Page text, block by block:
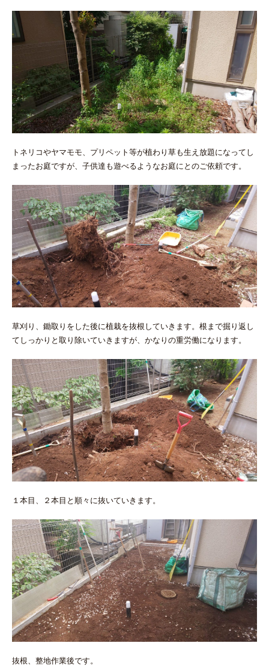
トネリコやヤマモモ、プリペット等が植わり草も生え放題になってし
まったお庭ですが、子供達も遊べるようなお庭にとのご依頼です。
草刈り、鋤取りをした後に植栽を抜根していきます。根まで掘り返し
てしっかりと取り除いていきますが、かなりの重労働になります。
１本目、２本目と順々に抜いていきます。
抜根、整地作業後です。